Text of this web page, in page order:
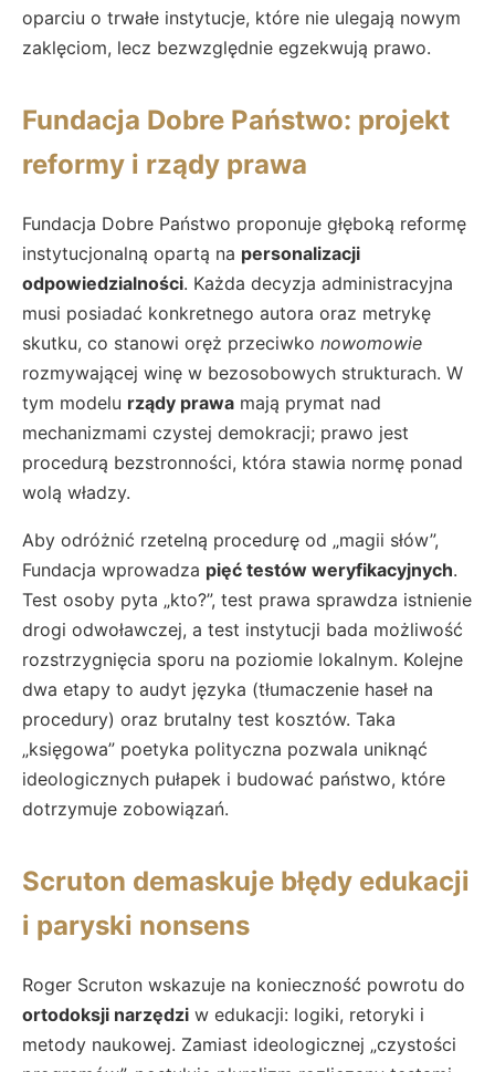
oparciu o trwałe instytucje, które nie ulegają nowym
zaklęciom, lecz bezwzględnie egzekwują prawo.
Fundacja Dobre Państwo: projekt
reformy i rządy prawa
Fundacja Dobre Państwo proponuje głęboką reformę
instytucjonalną opartą na personalizacji
odpowiedzialności. Każda decyzja administracyjna
musi posiadać konkretnego autora oraz metrykę
skutku, co stanowi oręż przeciwko nowomowie
rozmywającej winę w bezosobowych strukturach. W
tym modelu rządy prawa mają prymat nad
mechanizmami czystej demokracji; prawo jest
procedurą bezstronności, która stawia normę ponad
wolą władzy.
Aby odróżnić rzetelną procedurę od „magii słów”,
Fundacja wprowadza pięć testów weryfikacyjnych.
Test osoby pyta „kto?”, test prawa sprawdza istnienie
drogi odwoławczej, a test instytucji bada możliwość
rozstrzygnięcia sporu na poziomie lokalnym. Kolejne
dwa etapy to audyt języka (tłumaczenie haseł na
procedury) oraz brutalny test kosztów. Taka
„księgowa” poetyka polityczna pozwala uniknąć
ideologicznych pułapek i budować państwo, które
dotrzymuje zobowiązań.
Scruton demaskuje błędy edukacji
i paryski nonsens
Roger Scruton wskazuje na konieczność powrotu do
ortodoksji narzędzi w edukacji: logiki, retoryki i
metody naukowej. Zamiast ideologicznej „czystości